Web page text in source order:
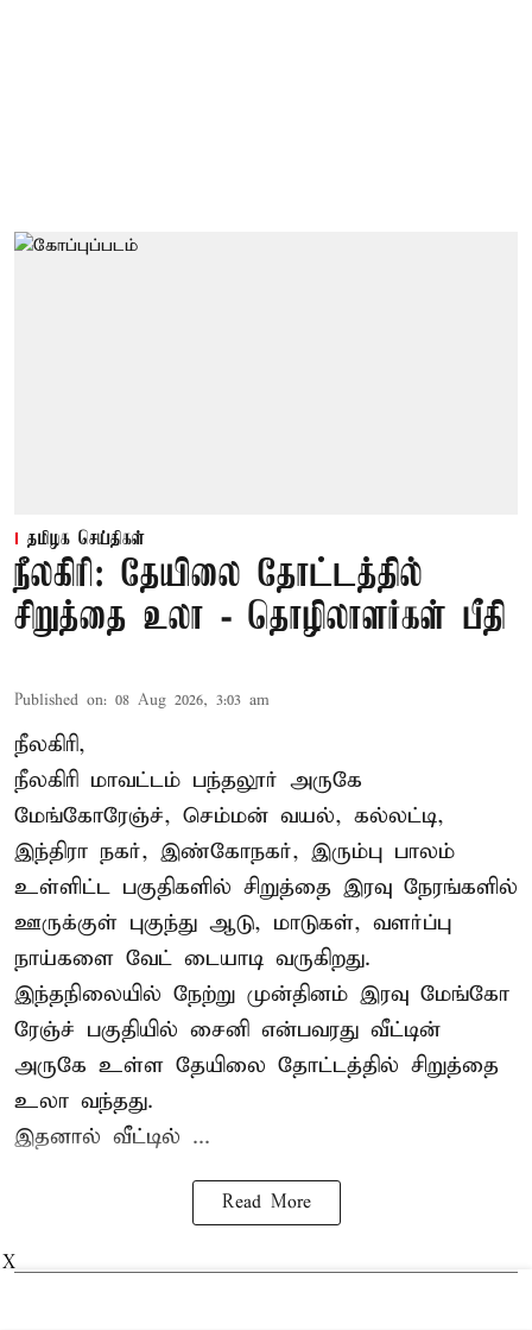
தமிழக செய்திகள்
நீலகிரி: தேயிலை தோட்டத்தில்
சிறுத்தை உலா - தொழிலாளர்கள் பீதி
Published on: 08 Aug 2026, 3:03 am
நீலகிரி,
நீலகிரி மாவட்டம் பந்தலூர் அருகே
மேங்கோரேஞ்ச், செம்மன் வயல், கல்லட்டி,
இந்திரா நகர், இண்கோநகர், இரும்பு பாலம்
உள்ளிட்ட பகுதிகளில் சிறுத்தை இரவு நேரங்களில்
ஊருக்குள் புகுந்து ஆடு, மாடுகள், வளர்ப்பு
நாய்களை வேட் டையாடி வருகிறது.
இந்தநிலையில் நேற்று முன்தினம் இரவு மேங்கோ
ரேஞ்ச் பகுதியில் சைனி என்பவரது வீட்டின்
அருகே உள்ள தேயிலை தோட்டத்தில் சிறுத்தை
உலா வந்தது.
இதனால் வீட்டில் ...
Read More
X